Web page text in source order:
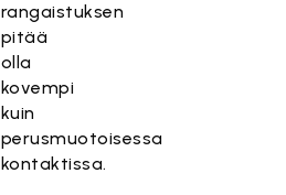
rangaistuksen
pitää
olla
kovempi
kuin
perusmuotoisessa
kontaktissa.